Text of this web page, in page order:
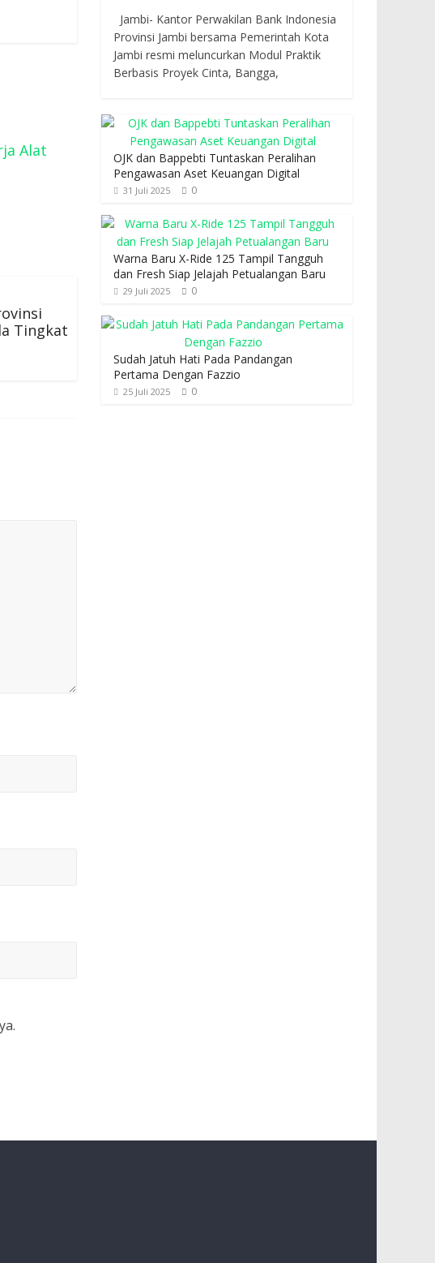
Alat
Tingkat
Jambi- Kantor Perwakilan Bank Indonesia
Provinsi Jambi bersama Pemerintah Kota
Jambi resmi meluncurkan Modul Praktik
Berbasis Proyek Cinta, Bangga,
OJK dan Bappebti Tuntaskan Peralihan
Pengawasan Aset Keuangan Digital
31 Juli 2025 0
Warna Baru X-Ride 125 Tampil Tangguh
dan Fresh Siap Jelajah Petualangan Baru
29 Juli 2025 0
Sudah Jatuh Hati Pada Pandangan
Pertama Dengan Fazzio
25 Juli 2025 0